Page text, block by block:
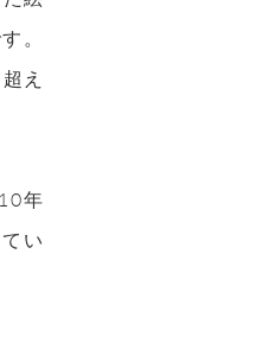
。
え
年
い